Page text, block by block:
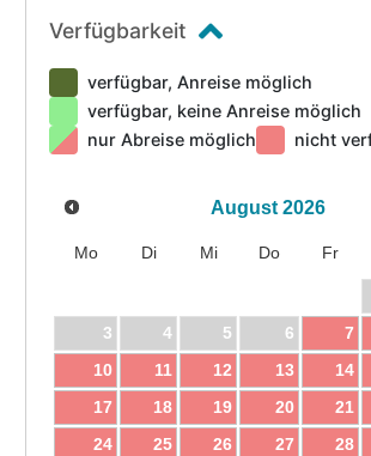
Verfügbarkeit
verfügbar, Anreise möglich
verfügbar, keine Anreise möglich
nur Abreise möglich
nicht
August 2026
Mo Di Mi Do Fr
3
4 5 6 7
10
11 12 13 14
17
18 19 20 21
24
25 26 27 28